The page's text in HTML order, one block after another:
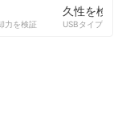
ィール
を検証
USBタイプCケー